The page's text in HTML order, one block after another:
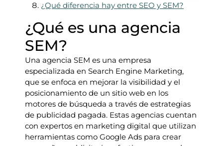
¿Qué diferencia hay entre SEO y SEM?
¿Qué es una agencia
SEM?
Una agencia SEM es una empresa
especializada en Search Engine Marketing,
que se enfoca en mejorar la visibilidad y el
posicionamiento de un sitio web en los
motores de búsqueda a través de estrategias
de publicidad pagada. Estas agencias cuentan
con expertos en marketing digital que utilizan
herramientas como Google Ads para crear